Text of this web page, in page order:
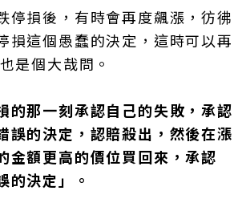
停損後，有時會再度飆漲，彷彿
損這個愚蠢的決定，這時可以再
是個大哉問。
的那一刻承認自己的失敗，承認
誤的決定，認賠殺出，然後在漲
金額更高的價位買回來，承認
的決定」。